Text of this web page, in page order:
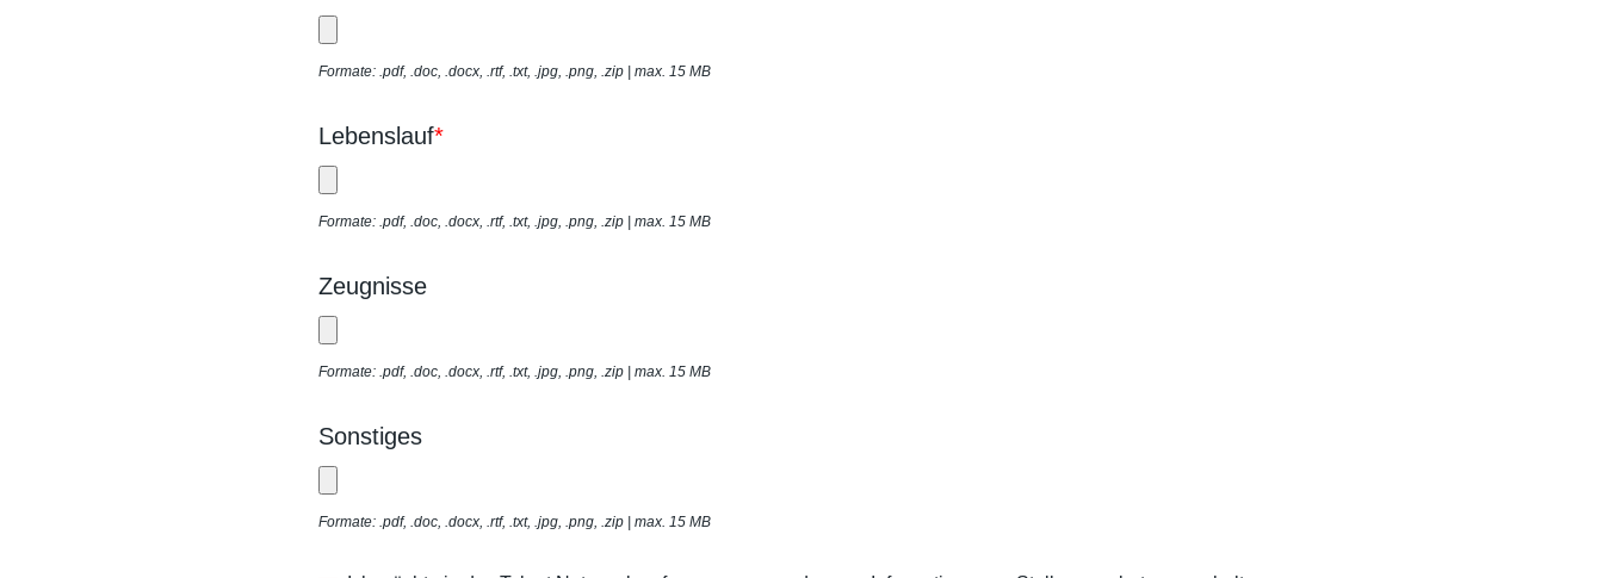
Formate: .pdf, .doc, .docx, .rtf, .txt, .jpg, .png, .zip | max. 15 MB
Lebenslauf*
Formate: .pdf, .doc, .docx, .rtf, .txt, .jpg, .png, .zip | max. 15 MB
Zeugnisse
Formate: .pdf, .doc, .docx, .rtf, .txt, .jpg, .png, .zip | max. 15 MB
Sonstiges
Formate: .pdf, .doc, .docx, .rtf, .txt, .jpg, .png, .zip | max. 15 MB